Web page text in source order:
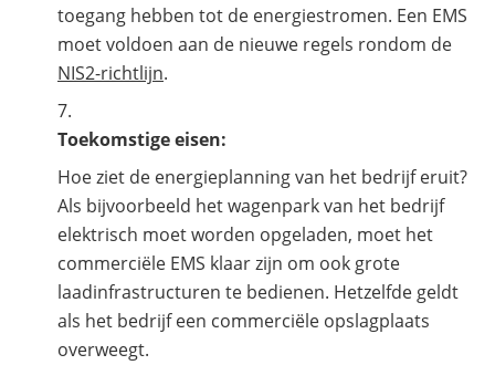
toegang hebben tot de energiestromen. Een EMS
moet voldoen aan de nieuwe regels rondom de
NIS2-richtlijn.
Toekomstige eisen:
Hoe ziet de energieplanning van het bedrijf eruit?
Als bijvoorbeeld het wagenpark van het bedrijf
elektrisch moet worden opgeladen, moet het
commerciële EMS klaar zijn om ook grote
laadinfrastructuren te bedienen. Hetzelfde geldt
als het bedrijf een commerciële opslagplaats
overweegt.